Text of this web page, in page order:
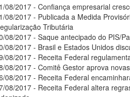
08/2017 - Confiança empresarial
08/2017 - Publicada a Medida
Tributária
08/2017 - Saque antecipado do PIS/
08/2017 - Brasil e Estados Unidos
08/2017 - Receita Federal
08/2017 - Comitê Gestor aprova
08/2017 - Receita Federal
08/2017 - Receita Federal altera